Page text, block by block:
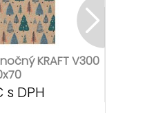
KRAFT V300
s DPH